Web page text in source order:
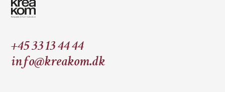
+45 33 13 44 44
info@kreakom.dk